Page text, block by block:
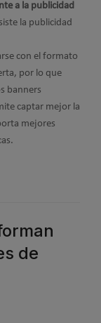
a la publicidad
la publicidad
con el formato
por lo que
banners
captar mejor la
mejores
de